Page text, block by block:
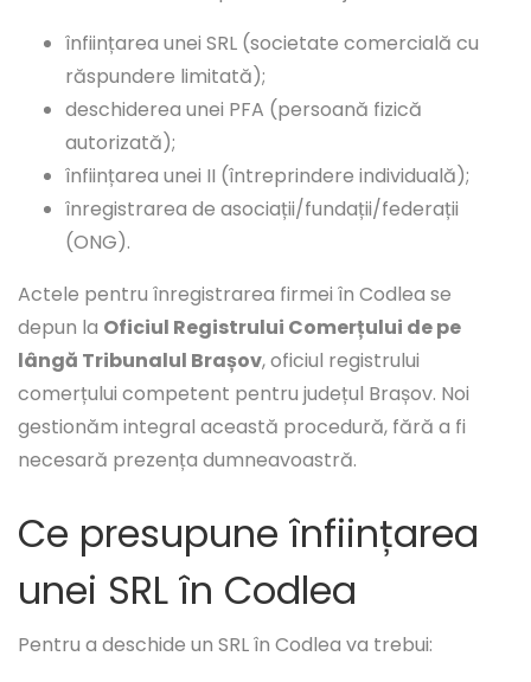
înființarea unei SRL (societate comercială cu
răspundere limitată);
deschiderea unei PFA (persoană fizică
autorizată);
înființarea unei II (întreprindere individuală);
înregistrarea de asociații/fundații/federații
(ONG).
Actele pentru înregistrarea firmei în Codlea se
depun la Oficiul Registrului Comerțului de pe
lângă Tribunalul Brașov, oficiul registrului
comerțului competent pentru județul Brașov. Noi
gestionăm integral această procedură, fără a fi
necesară prezența dumneavoastră.
Ce presupune înființarea
unei SRL în Codlea
Pentru a deschide un SRL în Codlea va trebui: